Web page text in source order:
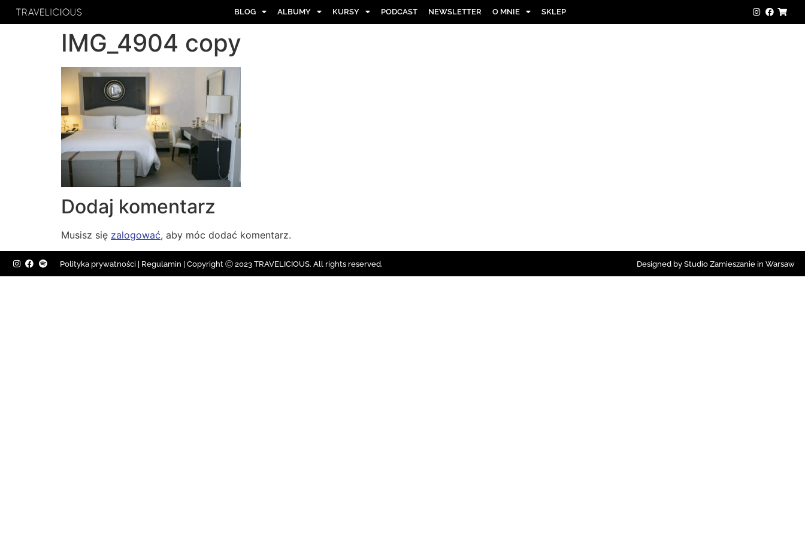
BLOG ALBUMY KURSY PODCAST NEWSLETTER O MNIE SKLEP
IMG_4904 copy
Dodaj komentarz
Musisz się zalogować, aby móc dodać komentarz.
Polityka prywatności Regulamin | Copyright Ⓒ 2023 TRAVELICIOUS. All rights reserved. Designed by Studio Zamieszanie in Warsaw